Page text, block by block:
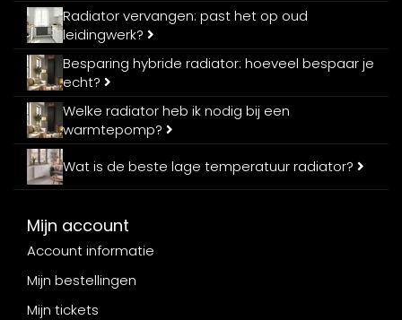
Radiator vervangen: past het op oud
leidingwerk?
Besparing hybride radiator: hoeveel bespaar je
echt?
Welke radiator heb ik nodig bij een
warmtepomp?
Wat is de beste lage temperatuur radiator?
Mijn account
Account informatie
Mijn bestellingen
Mijn tickets